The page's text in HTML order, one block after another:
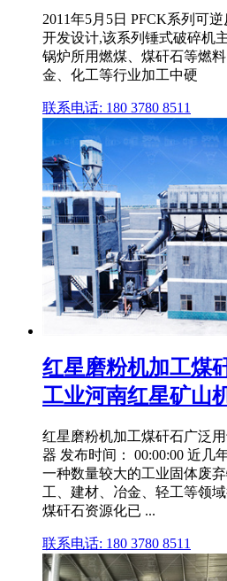
2011年5月5日 PFCK系列可
开发设计,该系列锤式破碎机
锅炉所用燃煤、煤矸石等燃
金、化工等行业加工中硬
联系电话: 180 3780 8511
红星磨粉机加工煤
工业河南红星矿山
红星磨粉机加工煤矸石广泛
器 发布时间： 00:00:00 近几
一种数量较大的工业固体废
工、建材、冶金、轻工等领
煤矸石资源化已 ...
联系电话: 180 3780 8511